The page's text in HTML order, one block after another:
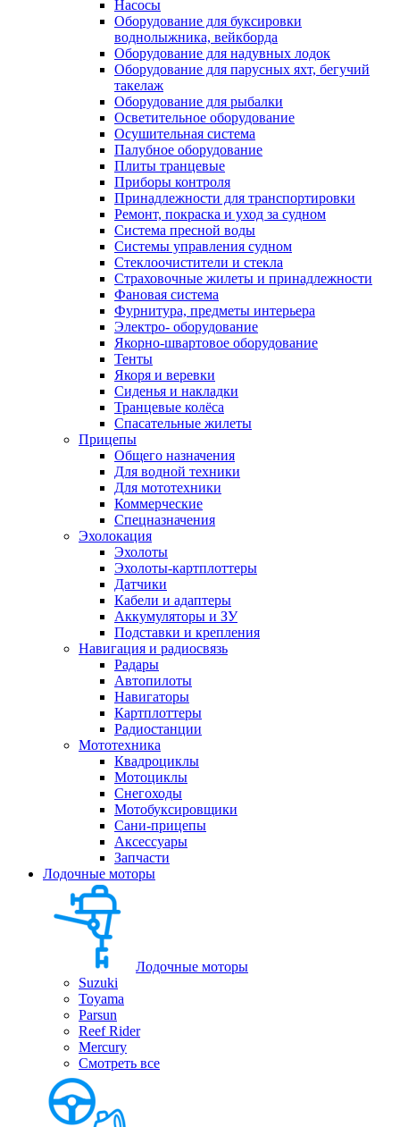
Насосы
Оборудование для буксировки
воднолыжника, вейкборда
Оборудование для надувных лодок
Оборудование для парусных яхт, бегучий
такелаж
Оборудование для рыбалки
Осветительное оборудование
Осушительная система
Палубное оборудование
Плиты транцевые
Приборы контроля
Принадлежности для транспортировки
Ремонт, покраска и уход за судном
Система пресной воды
Системы управления судном
Стеклоочистители и стекла
Страховочные жилеты и принадлежности
Фановая система
Фурнитура, предметы интерьера
Электро- оборудование
Якорно-швартовое оборудование
Тенты
Якоря и веревки
Сиденья и накладки
Транцевые колёса
Спасательные жилеты
Прицепы
Общего назначения
Для водной техники
Для мототехники
Коммерческие
Спецназначения
Эхолокация
Эхолоты
Эхолоты-картплоттеры
Датчики
Кабели и адаптеры
Аккумуляторы и ЗУ
Подставки и крепления
Навигация и радиосвязь
Радары
Автопилоты
Навигаторы
Картплоттеры
Радиостанции
Мототехника
Квадроциклы
Мотоциклы
Снегоходы
Мотобуксировщики
Сани-прицепы
Аксессуары
Запчасти
Лодочные моторы
Лодочные моторы
Suzuki
Toyama
Parsun
Reef Rider
Mercury
Смотреть все